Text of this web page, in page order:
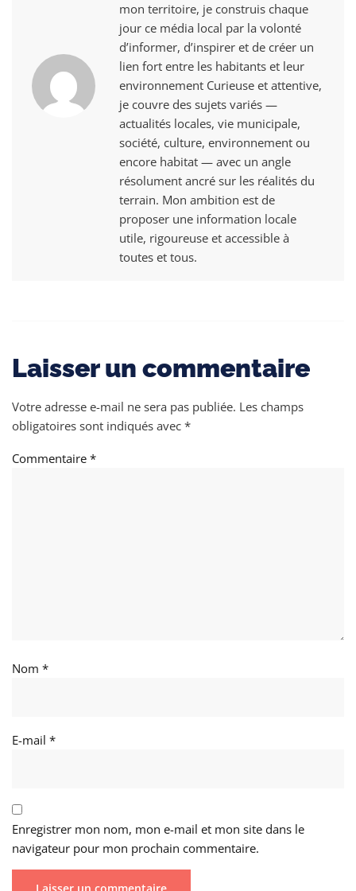
mon territoire, je construis chaque
jour ce média local par la volonté
d’informer, d’inspirer et de créer un
lien fort entre les habitants et leur
environnement Curieuse et attentive,
je couvre des sujets variés —
actualités locales, vie municipale,
société, culture, environnement ou
encore habitat — avec un angle
résolument ancré sur les réalités du
terrain. Mon ambition est de
proposer une information locale
utile, rigoureuse et accessible à
toutes et tous.
Laisser un commentaire
Votre adresse e-mail ne sera pas publiée. Les champs
obligatoires sont indiqués avec *
Commentaire *
Nom *
E-mail *
Enregistrer mon nom, mon e-mail et mon site dans le
navigateur pour mon prochain commentaire.